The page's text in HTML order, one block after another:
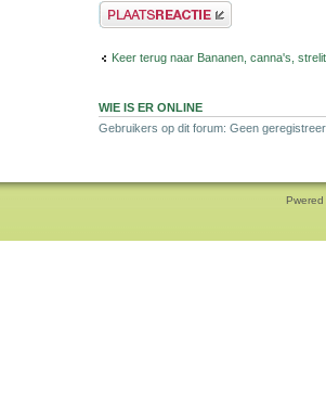
Plaats een reactie
Keer terug naar Bananen, canna's,
WIE IS ER ONLINE
Gebruikers op dit forum: Geen